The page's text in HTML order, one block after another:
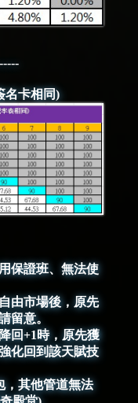
名卡相同)
保證班、無法使
由市場後，原先
留意。
回+1時，原先獲
化回到該天賦技
，其他管道無法